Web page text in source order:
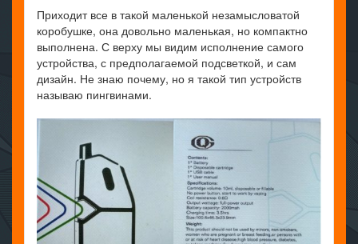
Приходит все в такой маленькой незамысловатой
коробушке, она довольно маленькая, но компактно
выполнена. С верху мы видим исполнение самого
устройства, с предполагаемой подсветкой, и сам
дизайн. Не знаю почему, но я такой тип устройств
называю пингвинами.